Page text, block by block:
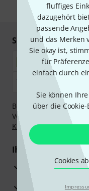
fluffiges
dazugehört
passende
und das Merken
Sie okay ist,
für
einfach durch
Sie können
über die
Cookies
Sicher einkaufen
Bezahlen Sie
Vorkasse, PayPal,
Klarna Ratenzahlung
Ihre Vorteile
3 Jahre Thomann
30 Tage Money-